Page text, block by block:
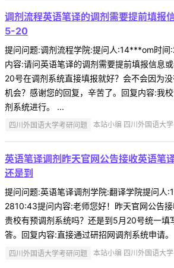
调剂流程英语笔译的调剂需要提前填报
5-20
提问问题:调剂流程学院:提问人:14***om时
内容:请问英语笔译的调剂需要提前填报信息
20号在调剂系统直接填报就好？会不会因为
机会？感谢您的回复，辛苦了。回复内容:我
剂系统进行。 ...
四川外国语大学考研问题 本站小编 四川外国语大
英语笔译调剂昨天官网公告接收英语笔
还是到
提问问题:英语笔译调剂学院:翻译学院提问
2810:43提问内容:老师您好！昨天官网公告
贵校有预调剂系统吗？还是到5月20号统一填
答。回复内容:直接通过研招网调剂系统申请
四川外国语大学考研问题 本站小编 四川外国语大